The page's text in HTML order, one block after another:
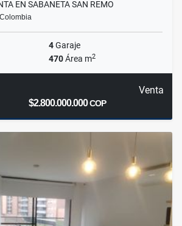
EN SABANETA SAN REMO
4Garaje
470Área m2
Venta
$2.800.000.000COP